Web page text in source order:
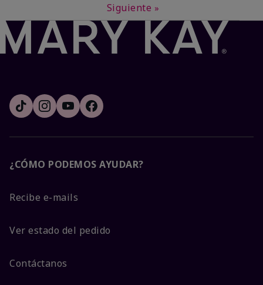
Siguiente »
¿CÓMO PODEMOS AYUDAR?
Recibe e-mails
Ver estado del pedido
Contáctanos